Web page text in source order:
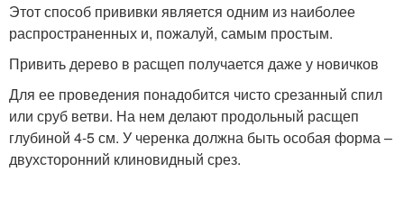
Этот способ прививки является одним из наиболее
распространенных и, пожалуй, самым простым.
Привить дерево в расщеп получается даже у новичков
Для ее проведения понадобится чисто срезанный спил
или сруб ветви. На нем делают продольный расщеп
глубиной 4-5 см. У черенка должна быть особая форма –
двухсторонний клиновидный срез.